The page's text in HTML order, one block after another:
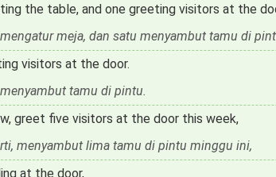
the table, and one greeting visitors at the
meja, dan satu menyambut tamu di
visitors at the door.
tamu di pintu.
greet five visitors at the door this week,
menyambut lima tamu di pintu minggu ini,
at the door,